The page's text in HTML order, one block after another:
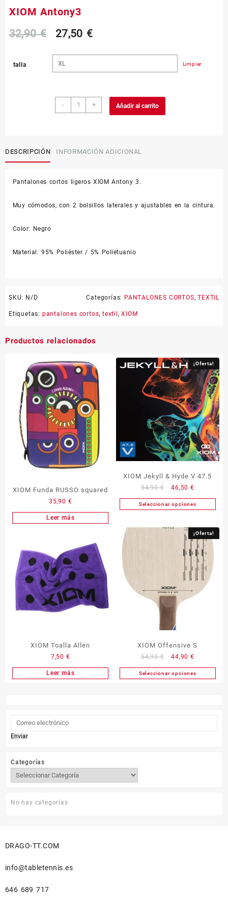
XIOM Antony3
32,90€
El
precio
original
era:
32,90 €.
27,50 €El
precio
actual
es:
27,50 €.
talla Limpiar
-
XIOM
Antony3
+ Añadir al carrito
DESCRIPCIÓN INFORMACIÓN ADICIONAL
Pantalones cortos ligeros XIOM Antony 3.
Muy cómodos, con 2 bolsillos laterales y ajustables en la cintura.
Color: Negro
Material: 95% Poliéster / 5% Polietuanio
SKU: N/D Categorías: PANTALONES CORTOS,TEXTIL
Etiquetas: pantalones cortos,textil ,XIOM
Productos relacionados
XIOM Funda RUSSO squared
35,90 €
Leer más
¡Oferta!
XIOM Jekyll & Hyde V 47.5
54,90€
El
precio
original
54,90 €.
46,50€El
precio
actual
46,50 €.
Seleccionar opciones
Este
tiene
múltiples
variantes.
opciones
pueden
elegir
de
producto
XIOM Toalla Allen
7,50 €
Leer más
¡Oferta!
XIOM Offensive S
54,95€
El
precio
original
44,90€El
precio
actual
Seleccionar opciones
Este
Enviar
Categorías
No hay categorías
DRAGO-TT.COM
info@tabletennis.es
646 689 717